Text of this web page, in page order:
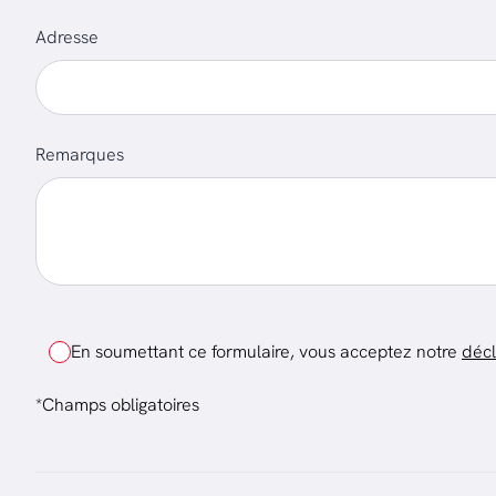
Adresse
Remarques
En soumettant ce formulaire, vous acceptez notre
*Champs obligatoires